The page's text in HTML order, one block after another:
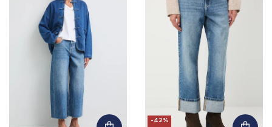
-42%